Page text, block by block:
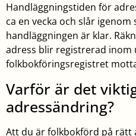
Handläggningstiden för
ca en vecka och slår
handläggningen är klar.
adress blir registrerad inom
folkbokföringsregistret
Varför är det
adressändring?
Att du är folkbokförd på rätt